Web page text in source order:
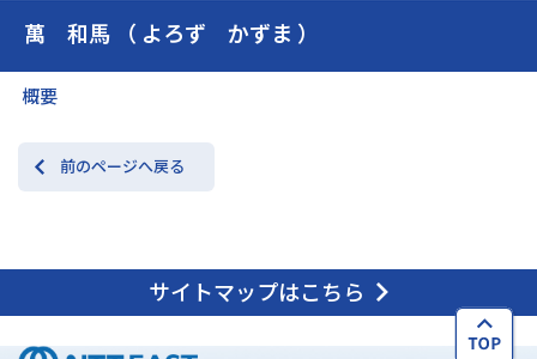
萬 和馬 （ よろず かずま ）
概要
前のページへ戻る
サイトマップはこちら